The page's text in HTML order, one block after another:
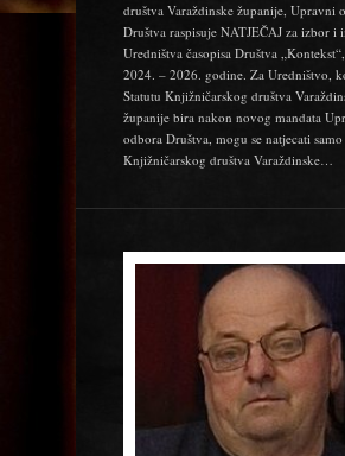
društva Varaždinske županije, Upravni
Društva raspisuje NATJEČAJ za izbor i
Uredništva časopisa Društva
2024. – 2026. godine. Za Uredništvo,
Statutu Knjižničarskog društva
županije bira nakon novog mandata
odbora Društva, mogu se natjecati
Knjižničarskog društva Varaždinske…